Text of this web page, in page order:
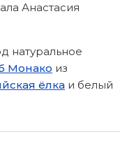
Анастасия
натуральное
Монако из
ёлка и белый